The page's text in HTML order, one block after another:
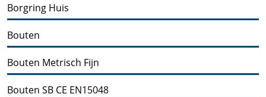
Borgring Huis
Bouten
Bouten Metrisch Fijn
Bouten SB CE EN15048